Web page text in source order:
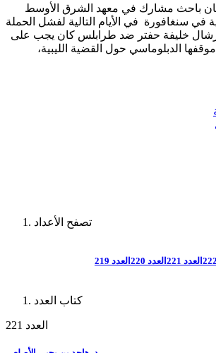
باحث مشارك في معهد الشرق الأوسط
في سنغافورة في الأيام التالية لفشل الحملة
خليفة حفتر ضد طرابلس كان يجب على
الدبلوماسي حول القضية الليبية،
تصفح الأعداد
العدد 221 العدد 220 العدد 219
كتاب العدد
العدد 221